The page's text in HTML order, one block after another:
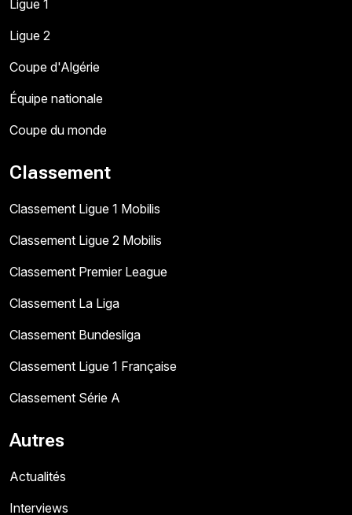
Ligue 1
Ligue 2
Coupe d'Algérie
Équipe nationale
Coupe du monde
Classement
Classement Ligue 1 Mobilis
Classement Ligue 2 Mobilis
Classement Premier League
Classement La Liga
Classement Bundesliga
Classement Ligue 1 Française
Classement Série A
Autres
Actualités
Interviews